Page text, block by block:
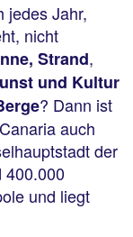
jedes Jahr,
nicht
Strand,
und Kultur
? Dann ist
auch
der
400.000
und liegt